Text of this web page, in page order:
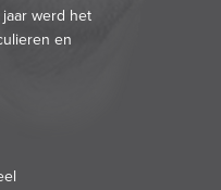
werd het
en